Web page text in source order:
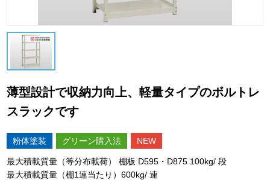
薄型設計で収納力向上、軽量タイプのボルトレ
スラックです
粉体塗装 グリーン購入法 NEW
最大積載質量（等分布載荷） 棚板 D595・D875 100kg/ 段
最大積載質量（棚1連当たり）600kg/ 連